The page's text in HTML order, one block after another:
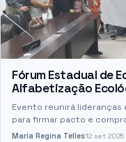
Fórum Estadual de
Alfabetização
Evento reunirá
para firmar pacto e
restauração ambiental no
Maria Regina Telles12 set 2025